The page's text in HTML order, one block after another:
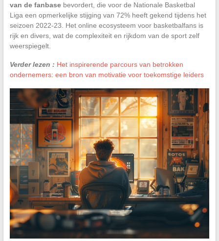
van de fanbasebevordert, die voor de Nationale Basketbal
Liga een opmerkelijke stijging van 72% heeft gekend tijdens het
seizoen 2022-23. Het online ecosysteem voor basketbalfans is
rijk en divers, wat de complexiteit en rijkdom van de sport zelf
weerspiegelt.
Verder lezen : Het inspirerende parcours van betrokken
ondernemers: een bron van motivatie voor toekomstige leiders